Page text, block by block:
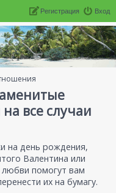
Вход
Регистрация
все случаи
на день рождения,
Валентина или
помогут вам
их на бумагу.